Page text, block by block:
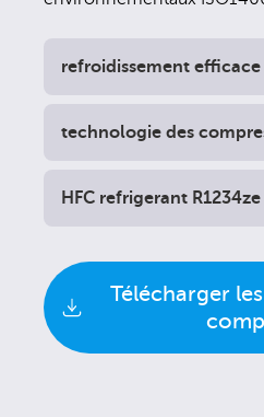
refroidissement efficace
technologie des
HFC refrigerant R1234ze
Télécharger